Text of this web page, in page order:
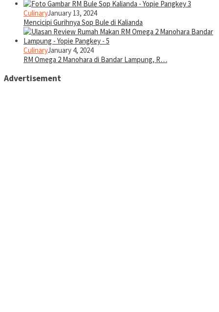
CulinaryJanuary 13, 2024
Mencicipi Gurihnya Sop Bule di Kalianda
CulinaryJanuary 4, 2024
RM Omega 2 Manohara di Bandar Lampung, R…
Advertisement